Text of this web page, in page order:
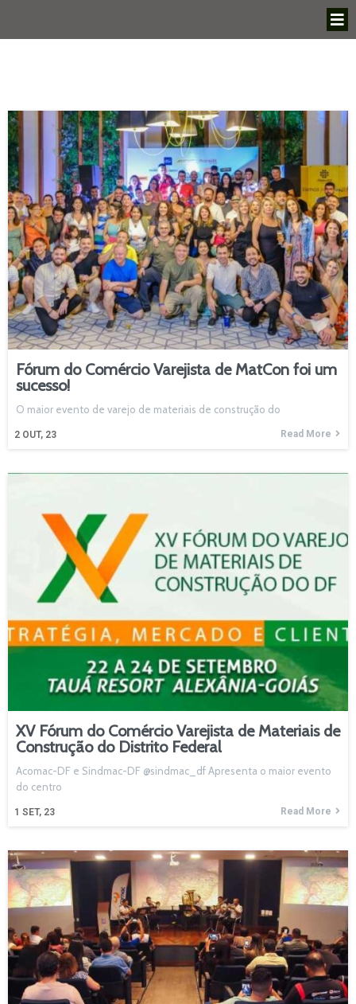
Fórum do Comércio Varejista de MatCon foi um
sucesso!
2 OUT, 23
O maior evento de varejo de materiais de construção do
Read More
XV Fórum do Comércio Varejista de Materiais de
Construção do Distrito Federal
1 SET, 23
Acomac-DF e Sindmac-DF @sindmac_df Apresenta o maior evento
do centro
Read More